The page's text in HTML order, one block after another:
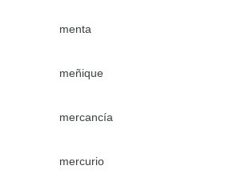
menta
meñique
mercancía
mercurio